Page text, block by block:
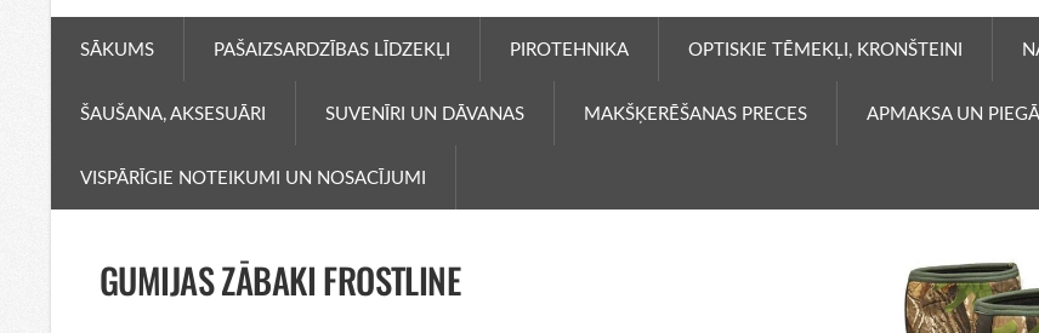
SĀKUMS PAŠAIZSARDZĪBAS LĪDZEKĻI PIROTEHNIKA OPTISKIE TĒMEKĻI, KRONŠTEINI
ŠAUŠANA, AKSESUĀRI SUVENĪRI UN DĀVANAS MAKŠĶERĒŠANAS PRECES APMAKSA UN
VISPĀRĪGIE NOTEIKUMI UN NOSACĪJUMI
GUMIJAS ZĀBAKI FROSTLINE